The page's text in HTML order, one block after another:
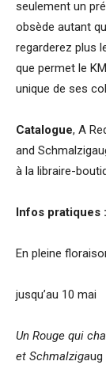
seulement un
obsède autant
regarderez plus
que permet le
unique de ses
Catalogue, A
and
à la libraire-
Infos pratiques :
En pleine
jusqu’au 10 mai
Un Rouge qui
et Schmalzigaug